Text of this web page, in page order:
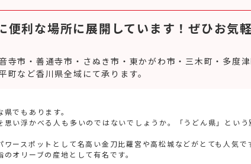
便利な場所に展開しています！ぜひお気
寺市・善通寺市・さぬき市・東かがわ市・三木町・多度
など香川県全域にて承ります。
でもあります。
い浮かべる人も多いのではないでしょうか。「うどん県」とい
ースポットとして名高い金刀比羅宮や高松城などがとても人気で
オリーブの産地として有名です。